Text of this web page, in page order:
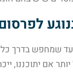
שמחפש בדרך
יותר אם